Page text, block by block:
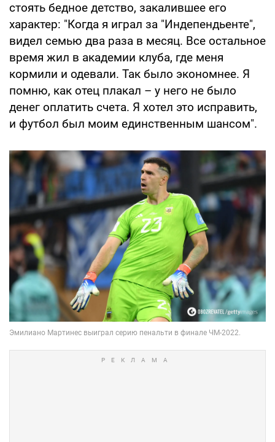
стоять бедное детство, закалившее его
характер: "Когда я играл за "Индепендьенте",
видел семью два раза в месяц. Все остальное
время жил в академии клуба, где меня
кормили и одевали. Так было экономнее. Я
помню, как отец плакал – у него не было
денег оплатить счета. Я хотел это исправить,
и футбол был моим единственным шансом".